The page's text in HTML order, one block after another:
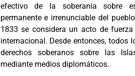
efectivo de la soberanía sobre
permanente e irrenunciable del
1833 se considera un acto de
internacional. Desde entonces, todos
derechos soberanos sobre las
mediante medios diplomáticos.